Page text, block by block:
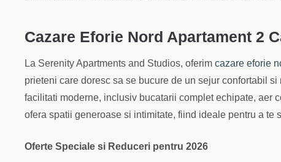
Cazare Eforie Nord Apartament 2
La Serenity Apartments and Studios, oferim cazare eforie
prieteni care doresc sa se bucure de un sejur confortabil
facilitati moderne, inclusiv bucatarii complet echipate, aer
ofera spatii generoase si intimitate, fiind ideale pentru a
Oferte Speciale si Reduceri pentru 2026